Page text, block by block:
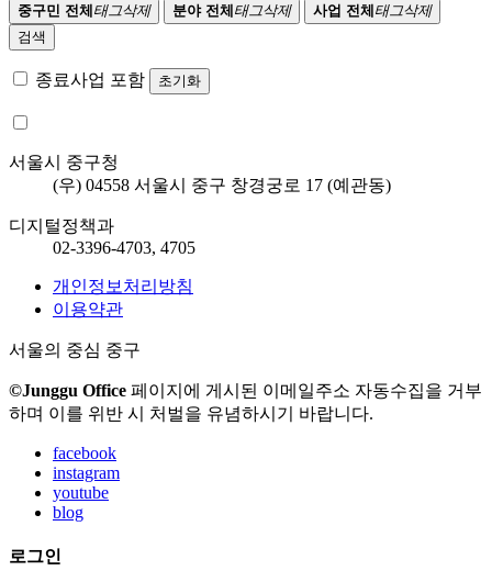
중구민 전체 태그삭제 분야 전체 태그삭제 사업 전체 태그삭제
검색
종료사업 포함 초기화
서울시 중구청
(우) 04558 서울시 중구 창경궁로 17 (예관동)
디지털정책과
02-3396-4703, 4705
개인정보처리방침
이용약관
서울의 중심 중구
©Junggu Office 페이지에 게시된 이메일주소 자동수집을 거부
하며 이를 위반 시 처벌을 유념하시기 바랍니다.
facebook
instagram
youtube
blog
로그인